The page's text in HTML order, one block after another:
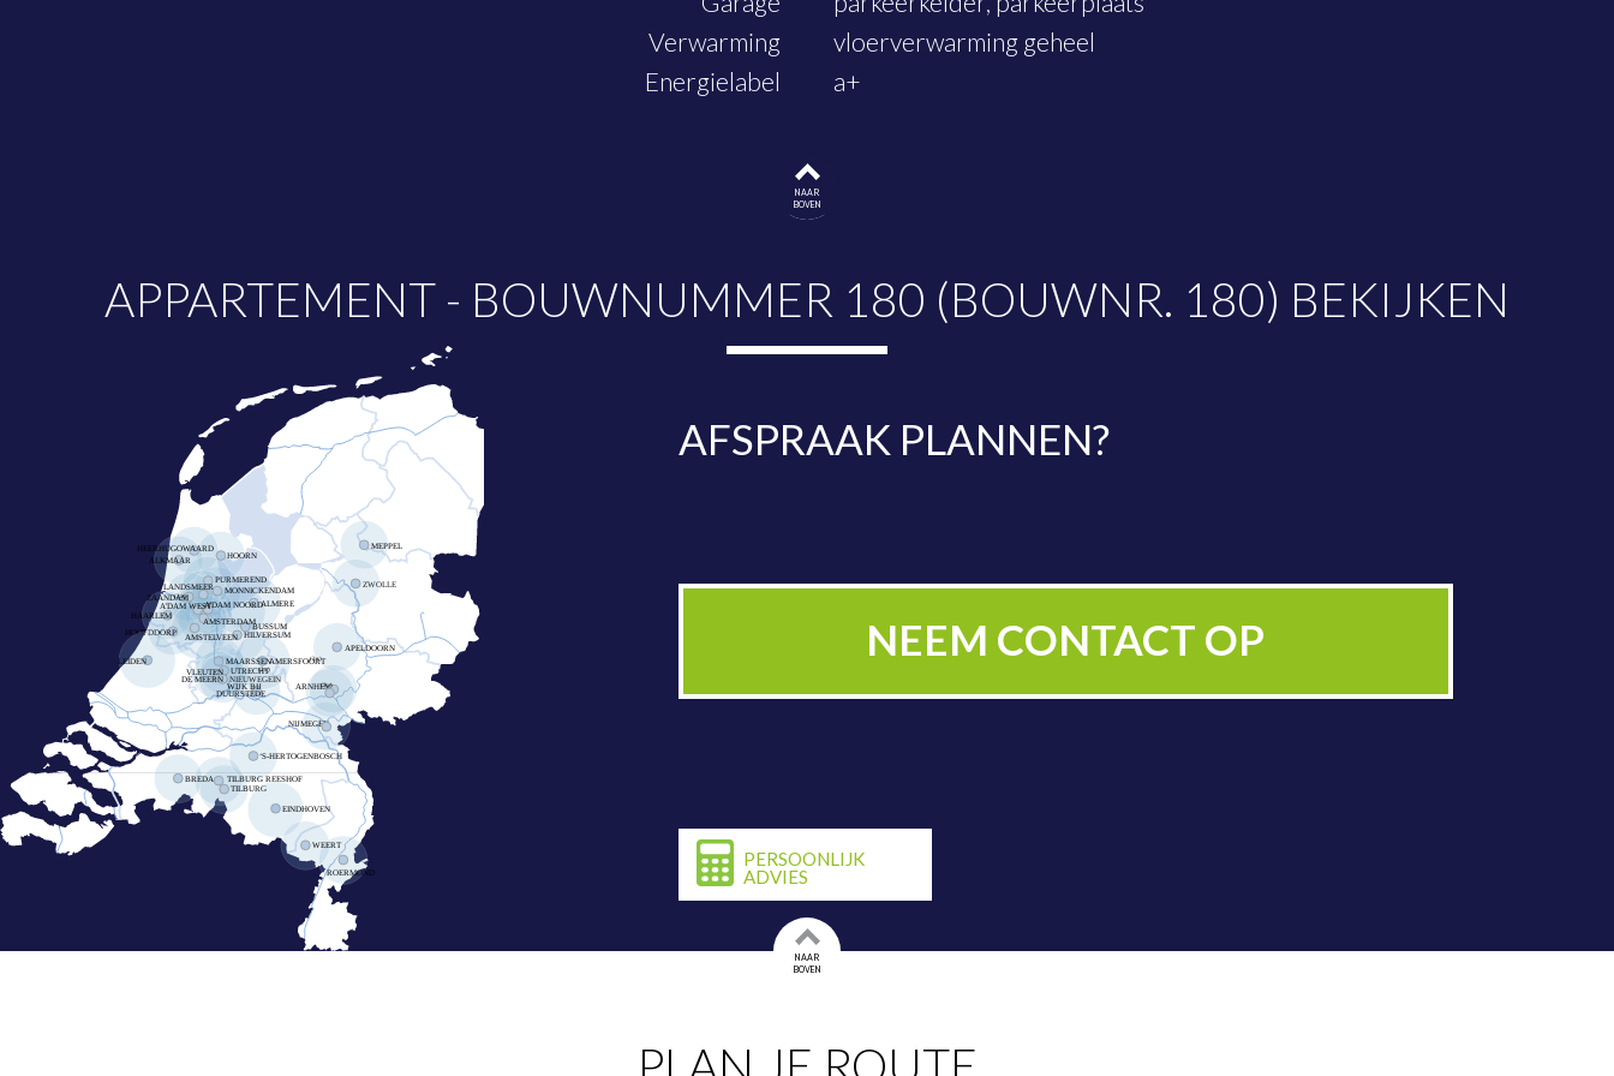
Verwarming
vloerverwarming geheel
Energielabel
a+
NAAR
BOVEN
APPARTEMENT - BOUWNUMMER 180 (BOUWNR. 180) BEKIJKEN
AFSPRAAK PLANNEN?
PLAN NU BEZICHTIGING
NEEM CONTACT OP
PERSOONLIJK
ADVIES
NAAR
BOVEN
PLAN JE ROUTE